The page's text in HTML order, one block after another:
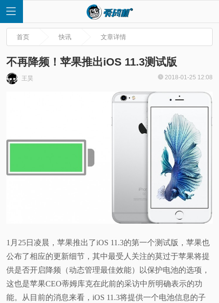
频
科
首页 快讯 文章详情
不再降频！苹果推出iOS 11.3测试版
王昊 2018-01-25 12:08
1月25日凌晨，苹果推出了iOS 11.3的第一个测试版，苹果也
公布了相应的更新细节，其中最受人关注的莫过于苹果将提
供是否开启降频（动态管理最佳效能）以保护电池的选项，
这也是苹果CEO蒂姆库克在此前的采访中所明确表示的功
能。从目前的消息来看，iOS 11.3将提供一个电池信息的子